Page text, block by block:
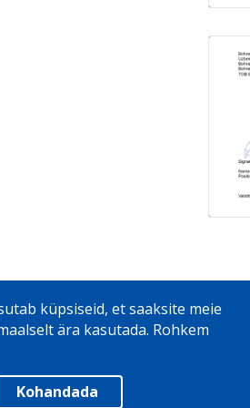
Uudised Rehvid
Bohnenkamp AG
küpsiseid, et saaksite meie
ära kasutada. Rohkem
Analüütiline / Funktsionaalne
Kohandada